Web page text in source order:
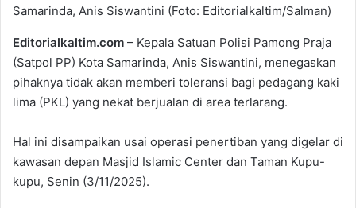
Samarinda, Anis Siswantini (Foto: Editorialkaltim/Salman)
Editorialkaltim.com – Kepala Satuan Polisi Pamong Praja
(Satpol PP) Kota Samarinda, Anis Siswantini, menegaskan
pihaknya tidak akan memberi toleransi bagi pedagang kaki
lima (PKL) yang nekat berjualan di area terlarang.
Hal ini disampaikan usai operasi penertiban yang digelar di
kawasan depan Masjid Islamic Center dan Taman Kupu-
kupu, Senin (3/11/2025).